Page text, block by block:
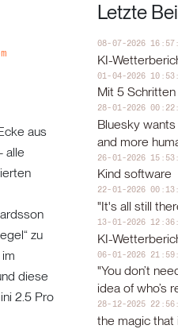
aus
alle
zu
diese
2.5 Pro
Letzte
08-07-2026
KI-
01-04-2026
Mit 5
28-01-2026
Bluesky
and more
26-01-2026
Kind software
22-01-2026
"It's all still
13-01-2026
KI-
06-01-2026
"You don’t
idea of who’s
28-12-2025
the magic that